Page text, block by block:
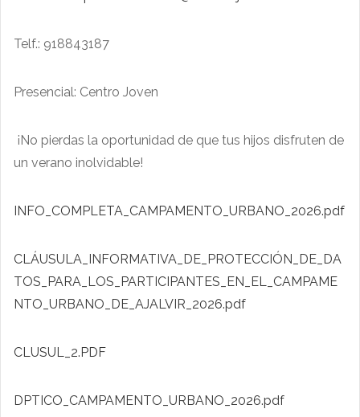
Telf.: 918843187
Presencial: Centro Joven
¡No pierdas la oportunidad de que tus hijos disfruten de
un verano inolvidable!
INFO_COMPLETA_CAMPAMENTO_URBANO_2026.pdf
CLÁUSULA_INFORMATIVA_DE_PROTECCIÓN_DE_DA
TOS_PARA_LOS_PARTICIPANTES_EN_EL_CAMPAME
NTO_URBANO_DE_AJALVIR_2026.pdf
CLUSUL_2.PDF
DPTICO_CAMPAMENTO_URBANO_2026.pdf